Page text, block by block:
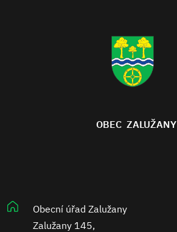
OBEC ZALUŽANY
Obecní úřad Zalužany
Zalužany 145,